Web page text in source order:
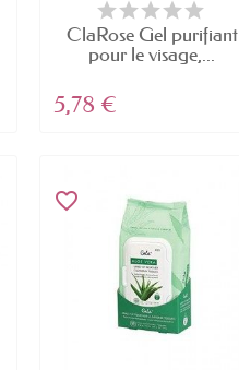
ClaRose Gel purifiant
pour le visage,...
5,78 €
favorite_border